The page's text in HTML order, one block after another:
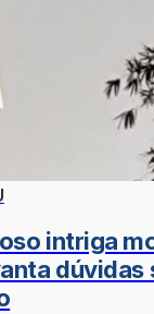
intriga
dúvidas